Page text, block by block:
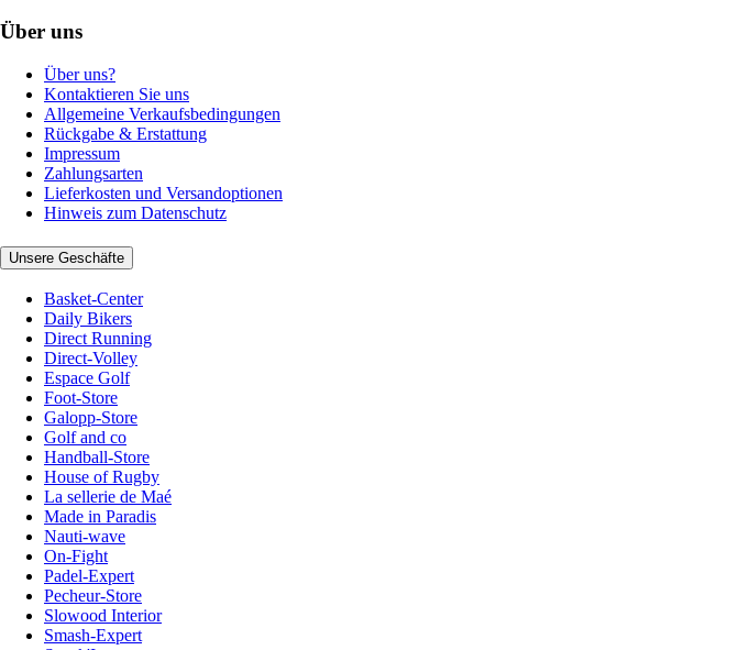
Über uns
Über uns?
Kontaktieren Sie uns
Allgemeine Verkaufsbedingungen
Rückgabe & Erstattung
Impressum
Zahlungsarten
Lieferkosten und Versandoptionen
Hinweis zum Datenschutz
Unsere Geschäfte
Basket-Center
Daily Bikers
Direct Running
Direct-Volley
Espace Golf
Foot-Store
Galopp-Store
Golf and co
Handball-Store
House of Rugby
La sellerie de Maé
Made in Paradis
Nauti-wave
On-Fight
Padel-Expert
Pecheur-Store
Slowood Interior
Smash-Expert